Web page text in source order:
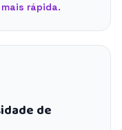
rápida.
de